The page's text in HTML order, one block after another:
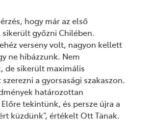
érzés, hogy már az első
győzni Chilében.
verseny volt, nagyon kellett
ne hibázzunk. Nem
de sikerült maximális
a gyorsasági szakaszon.
határozottan
tekintünk, és persze újra a
küzdünk”, értékelt Ott Tänak.